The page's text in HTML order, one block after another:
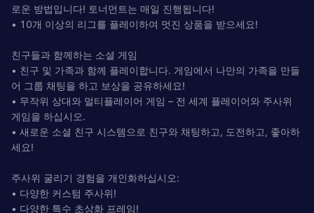
로운 방법입니다! 토너먼트는 매일 진행됩니다!
• 10개 이상의 리그를 플레이하여 멋진 상품을 받으세요!
친구들과 함께하는 소셜 게임
• 친구 및 가족과 함께 플레이합니다. 게임에서 나만의 가족을 만들
어 그룹 채팅을 하고 보상을 공유하세요!
• 무작위 상대와 멀티플레이어 게임 – 전 세계 플레이어와 주사위
게임을 하십시오.
• 새로운 소셜 친구 시스템으로 친구와 채팅하고, 도전하고, 좋아하
세요!
주사위 굴리기 경험을 개인화하십시오:
• 다양한 커스텀 주사위!
• 다양한 특수 초상화 프레임!